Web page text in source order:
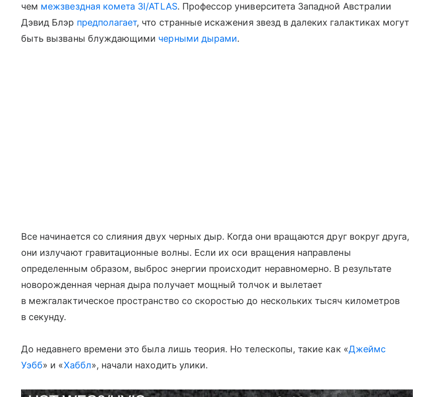
чем межзвездная комета 3I/ATLAS. Профессор университета Западной Австралии
Дэвид Блэр предполагает, что странные искажения звезд в далеких галактиках могут
быть вызваны блуждающими черными дырами.
Все начинается со слияния двух черных дыр. Когда они вращаются друг вокруг друга,
они излучают гравитационные волны. Если их оси вращения направлены
определенным образом, выброс энергии происходит неравномерно. В результате
новорожденная черная дыра получает мощный толчок и вылетает
в межгалактическое пространство со скоростью до нескольких тысяч километров
в секунду.
До недавнего времени это была лишь теория. Но телескопы, такие как «Джеймс
Уэбб» и «Хаббл», начали находить улики.